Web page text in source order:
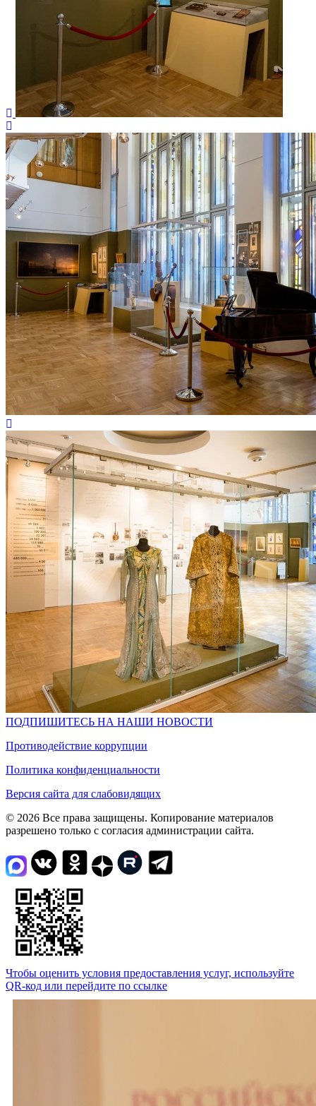
ПОДПИШИТЕСЬ НА НАШИ НОВОСТИ
Противодействие коррупции
Политика конфиденциальности
Версия сайта для слабовидящих
© 2026 Все права защищены. Копирование материалов
разрешено только с согласия администрации сайта.
Чтобы оценить условия предоставления услуг, используйте
QR-код или перейдите по ссылке